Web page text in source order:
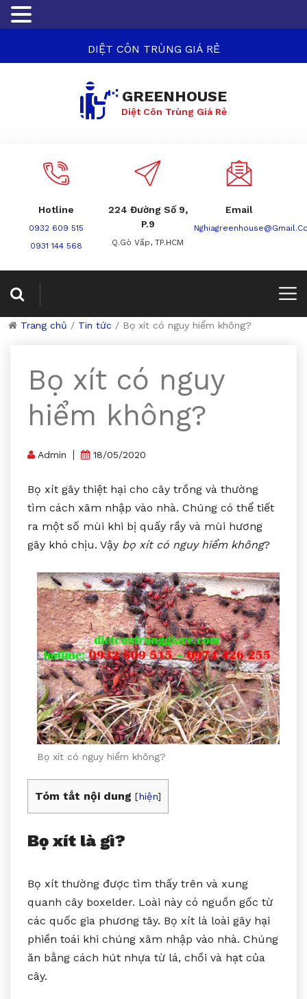
DIỆT CÔN TRÙNG GIÁ RẺ
GREENHOUSE
Diệt Côn Trùng Giá Rẻ
Hotline
0932 609 515
0931 144 568
224 Đường Số 9,
P.9
Q.Gò Vấp, TP.HCM
Email
Trang chủ / Tin tức / Bọ xít có nguy hiểm không?
Bọ xít có nguy
hiểm không?
Admin 18/05/2020
Bọ xít gây thiệt hại cho cây trồng và thường
tìm cách xâm nhập vào nhà. Chúng có thể tiết
ra một số mùi khi bị quấy rầy và mùi hương
gây khó chịu. Vậy bọ xít có nguy hiểm không?
Bọ xít có nguy hiểm không?
Tóm tắt nội dung [hiện]
Bọ xít là gì?
Bọ xít thường được tìm thấy trên và xung
quanh cây boxelder. Loài này có nguồn gốc từ
các quốc gia phương tây. Bọ xít là loài gây hại
phiền toái khi chúng xâm nhập vào nhà. Chúng
ăn bằng cách hút nhựa từ lá, chồi và hạt của
cây.